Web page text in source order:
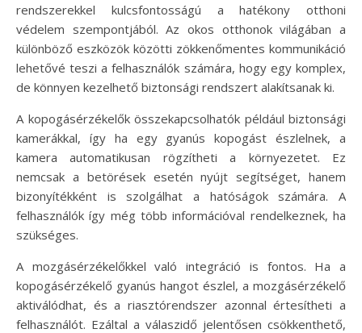
rendszerekkel kulcsfontosságú a hatékony otthoni
védelem szempontjából. Az okos otthonok világában a
különböző eszközök közötti zökkenőmentes kommunikáció
lehetővé teszi a felhasználók számára, hogy egy komplex,
de könnyen kezelhető biztonsági rendszert alakítsanak ki.
A kopogásérzékelők összekapcsolhatók például biztonsági
kamerákkal, így ha egy gyanús kopogást észlelnek, a
kamera automatikusan rögzítheti a környezetet. Ez
nemcsak a betörések esetén nyújt segítséget, hanem
bizonyítékként is szolgálhat a hatóságok számára. A
felhasználók így még több információval rendelkeznek, ha
szükséges.
A mozgásérzékelőkkel való integráció is fontos. Ha a
kopogásérzékelő gyanús hangot észlel, a mozgásérzékelő
aktiválódhat, és a riasztórendszer azonnal értesítheti a
felhasználót. Ezáltal a válaszidő jelentősen csökkenthető,